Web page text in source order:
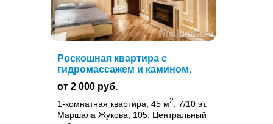
Роскошная квартира с
гидромассажем и камином.
от 2 000 руб.
1-комнатная квартира, 45 м2
, 7/10 эт.
Маршала Жукова, 105, Центральный